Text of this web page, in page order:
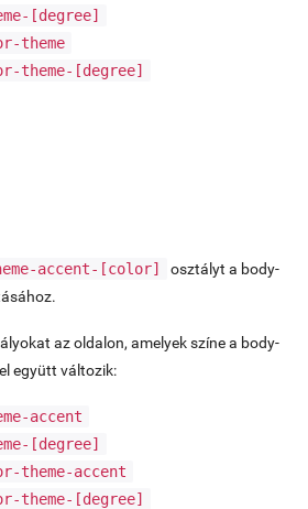
[degree]
theme
theme- [degree]
accent- [color]
osztályt a body-
az oldalon, amelyek színe a body-
együtt változik:
accent
[degree]
theme-accent
theme- [degree]